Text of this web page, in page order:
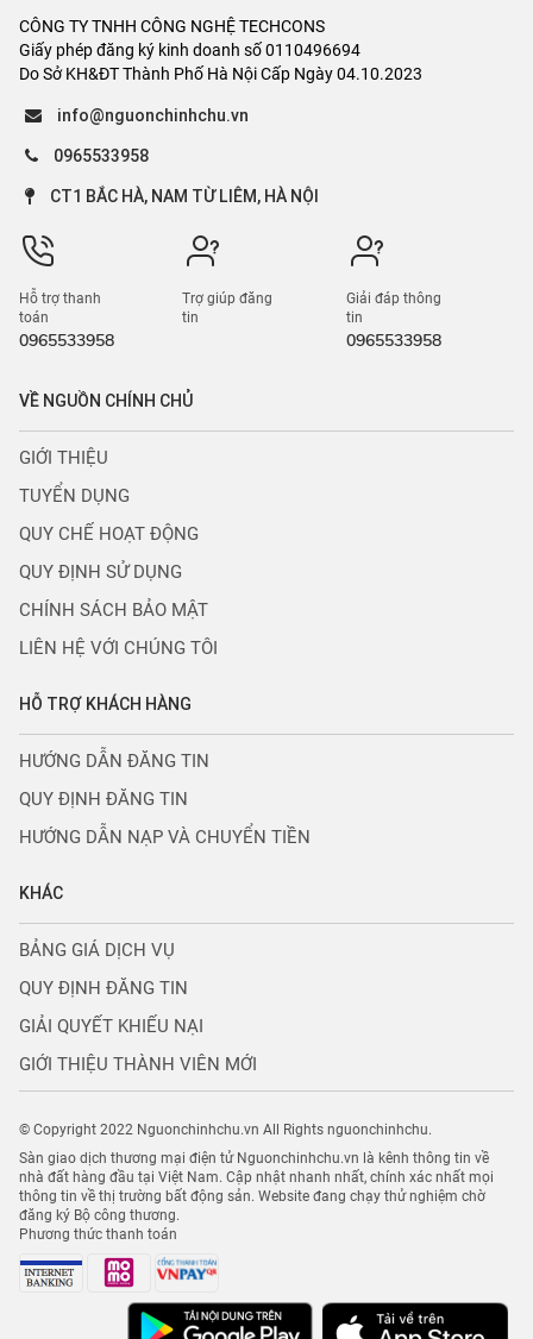
CÔNG TY TNHH CÔNG NGHỆ TECHCONS
Giấy phép đăng ký kinh doanh số 0110496694
Do Sở KH&ĐT Thành Phố Hà Nội Cấp Ngày 04.10.2023
info@nguonchinhchu.vn
0965533958
CT1 BẮC HÀ, NAM TỪ LIÊM, HÀ NỘI
Hỗ trợ thanh
toán
0965533958
Trợ giúp đăng
tin
Giải đáp thông
tin
0965533958
VỀ NGUỒN CHÍNH CHỦ
GIỚI THIỆU
TUYỂN DỤNG
QUY CHẾ HOẠT ĐỘNG
QUY ĐỊNH SỬ DỤNG
CHÍNH SÁCH BẢO MẬT
LIÊN HỆ VỚI CHÚNG TÔI
HỖ TRỢ KHÁCH HÀNG
HƯỚNG DẪN ĐĂNG TIN
QUY ĐỊNH ĐĂNG TIN
HƯỚNG DẪN NẠP VÀ CHUYỂN TIỀN
KHÁC
BẢNG GIÁ DỊCH VỤ
QUY ĐỊNH ĐĂNG TIN
GIẢI QUYẾT KHIẾU NẠI
GIỚI THIỆU THÀNH VIÊN MỚI
© Copyright 2022 Nguonchinhchu.vn All Rights nguonchinhchu.
Sàn giao dịch thương mại điện tử Nguonchinhchu.vn là kênh thông tin về
nhà đất hàng đầu tại Việt Nam. Cập nhật nhanh nhất, chính xác nhất mọi
thông tin về thị trường bất động sản. Website đang chạy thử nghiệm chờ
đăng ký Bộ công thương.
Phương thức thanh toán